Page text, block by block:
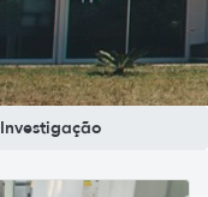
Investigação